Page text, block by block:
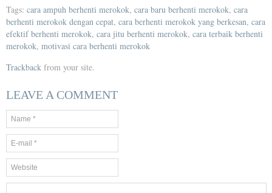
Tags: cara ampuh berhenti merokok, cara baru berhenti merokok, cara
berhenti merokok dengan cepat, cara berhenti merokok yang berkesan, cara
efektif berhenti merokok, cara jitu berhenti merokok, cara terbaik berhenti
merokok, motivasi cara berhenti merokok
Trackback from your site.
LEAVE A COMMENT